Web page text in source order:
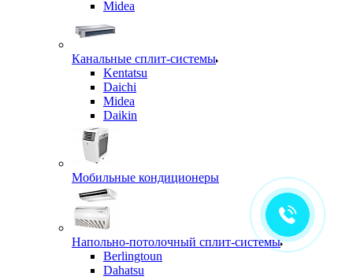
Midea
Канальные сплит-системы
Kentatsu
Daichi
Midea
Daikin
Мобильные кондиционеры
Напольно-потолочный сплит-системы
Berlingtoun
Dahatsu